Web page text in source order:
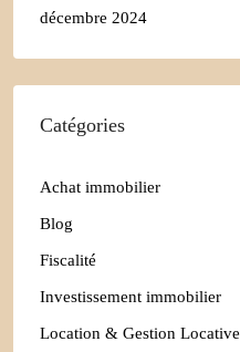
décembre 2024
Catégories
Achat immobilier
Blog
Fiscalité
Investissement immobilier
Location & Gestion Locative